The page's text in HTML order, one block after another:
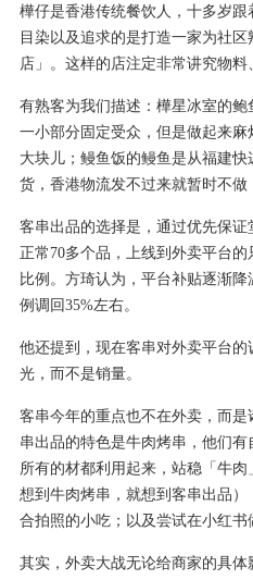
樺仔是香港传统餐饮人，十多岁
目染以及追求的是打造一家为社
店」。这样的店注定非常讲究物料
有熟客为我们描述：樺星冰室的
一小部分固定受众，但是做起来
大块儿；鳗鱼饭的鳗鱼是从福建
货，香港物流发不过来就暂时不做
客串出品的选择是，通过优先保
正常70多个品，上线到外卖平台
比例。方琦认为，平台补贴逐渐
例调回35%左右。
他还提到，现在客串对外卖平台
光，而不是销量。
客串今年的重点也不在外卖，而
串出品的特色是牛肉烤串，他们
所有的材都利用起来，站稳「牛肉
想到牛肉烤串，就想到客串出品
合拍照的小吃；以及尝试在小红书
其实，外卖大战无论给商家的具